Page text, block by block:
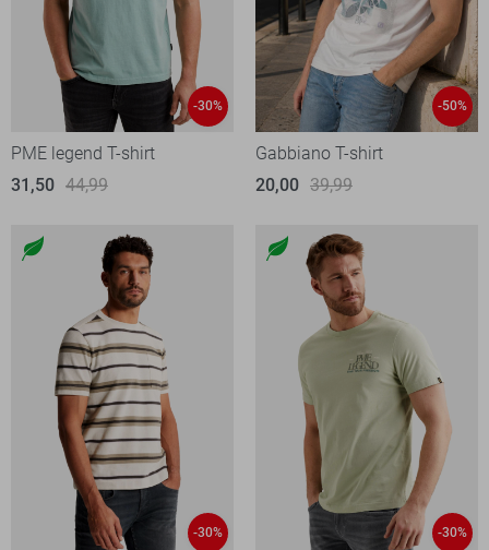
-30%
PME legend T-shirt
31,50 44,99
-50%
Gabbiano T-shirt
20,00 39,99
-30% -30%